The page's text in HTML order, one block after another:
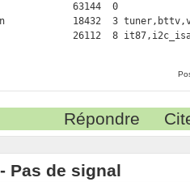
63144  0
18432  3
Répondre
Pas de signal